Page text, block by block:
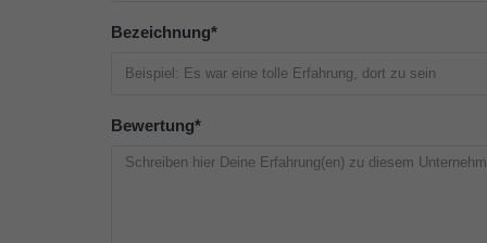
Bezeichnung*
Bewertung*